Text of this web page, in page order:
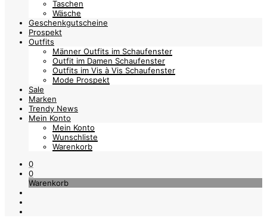
Taschen
Wäsche
Geschenkgutscheine
Prospekt
Outfits
Männer Outfits im Schaufenster
Outfit im Damen Schaufenster
Outfits im Vis à Vis Schaufenster
Mode Prospekt
Sale
Marken
Trendy News
Mein Konto
Mein Konto
Wunschliste
Warenkorb
0
0
Warenkorb